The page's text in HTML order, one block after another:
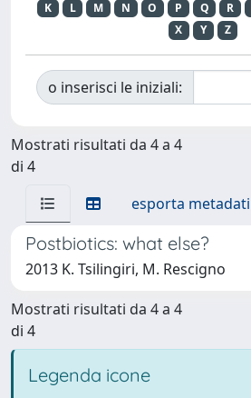
K
L M N O P Q R
X
Y Z
o inserisci le iniziali:
Mostrati risultati da 4 a 4
di 4
esporta metadati
Postbiotics: what else?
2013 K. Tsilingiri, M. Rescigno
Mostrati risultati da 4 a 4
di 4
Legenda icone